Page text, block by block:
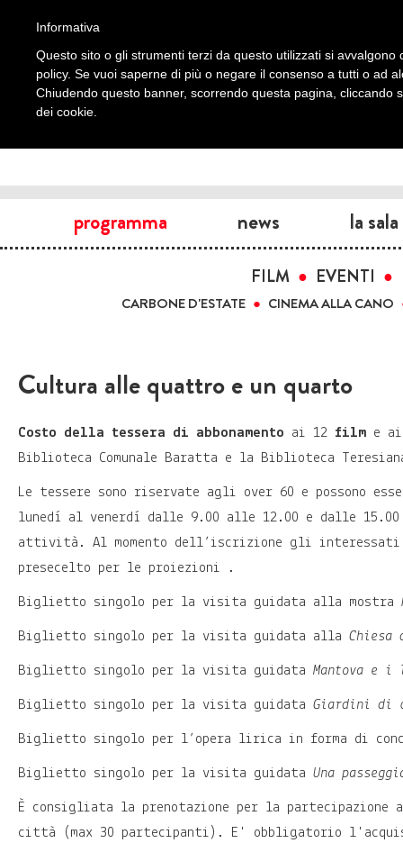
programma news la sala
FILM EVENTI
CARBONE D'ESTATE CINEMA ALLA CANO
Cultura alle quattro e un quarto
Costo della tessera di abbonamento ai 12 film e
Biblioteca Comunale Baratta e la Biblioteca
Le tessere sono riservate agli over 60 e possono
lunedì al venerdì dalle 9.00 alle 12.00 e dalle
attività. Al momento dell’iscrizione gli
presecelto per le proiezioni .
Biglietto singolo per la visita guidata alla mostra
Biglietto singolo per la visita guidata alla Chiesa
Biglietto singolo per la visita guidata Mantova e i
Biglietto singolo per la visita guidata Giardini di
Biglietto singolo per l’opera lirica in forma di
Biglietto singolo per la visita guidata Una
È consigliata la prenotazione per la
città (max 30 partecipanti). E' obbligatorio
Informativa
Questo sito o gli strumenti terzi da questo utilizzati si
policy. Se vuoi saperne di più o negare il consenso a tutti o ad
Chiudendo questo banner, scorrendo questa pagina, cliccando
dei cookie.